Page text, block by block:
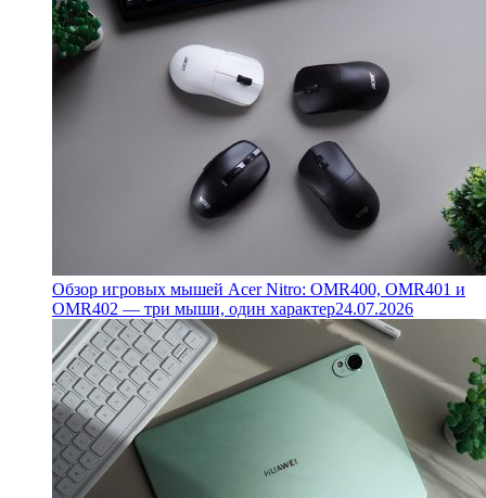
Обзор игровых мышей Acer Nitro: OMR400, OMR401 и
OMR402 — три мыши, один характер24.07.2026